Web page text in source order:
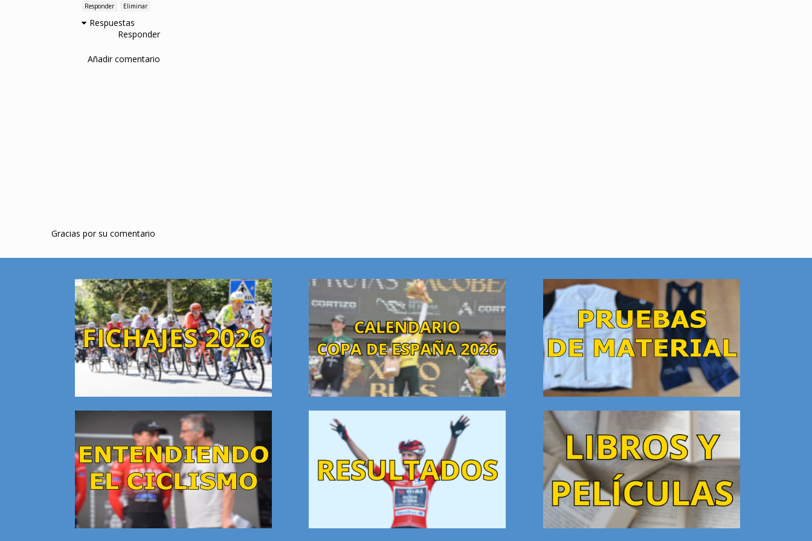
Responder Eliminar
Respuestas
Responder
Añadir comentario
Gracias por su comentario